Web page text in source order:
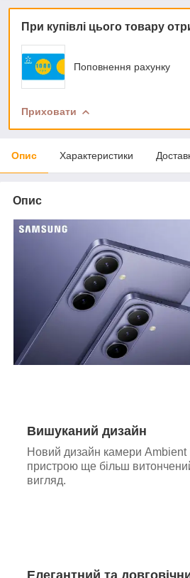
При купівлі цього товару
Поповнення рахунку
Приховати
Опис Характеристики
Опис
Вишуканий дизайн
Новий дизайн камери Ambient
пристрою ще більш
вигляд.